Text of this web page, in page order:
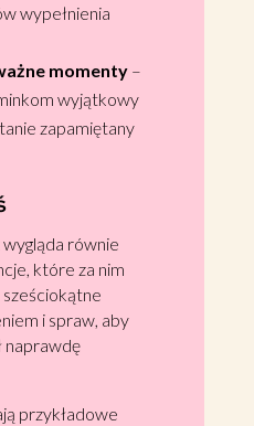
wypełnienia
momenty–
wyjątkowy
zapamiętany
równie
które za nim
i spraw, aby
naprawdę
przykładowe